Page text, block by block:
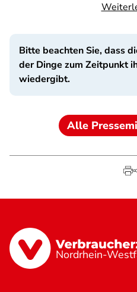
Bitte beachten Sie, dass
der Dinge zum Zeitpunkt
wiedergibt.
Alle
Nordrhein-